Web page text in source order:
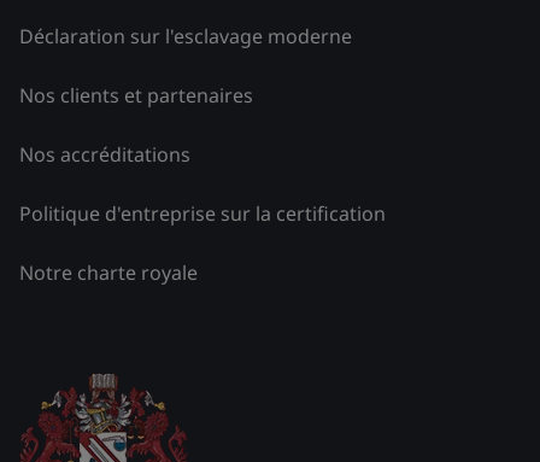
Déclaration sur l'esclavage moderne
Nos clients et partenaires
Nos accréditations
Politique d'entreprise sur la certification
Notre charte royale